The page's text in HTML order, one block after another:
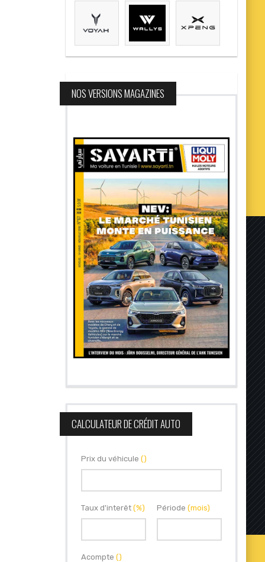
NOS VERSIONS MAGAZINES
CALCULATEUR DE CRÉDIT AUTO
Prix du véhicule ()
Taux d'interêt (%) Période (mois)
Acompte ()